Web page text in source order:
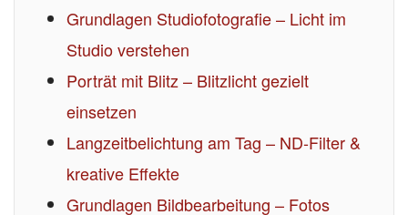
Grundlagen Studiofotografie – Licht im
Studio verstehen
Porträt mit Blitz – Blitzlicht gezielt
einsetzen
Langzeitbelichtung am Tag – ND-Filter &
kreative Effekte
Grundlagen Bildbearbeitung – Fotos